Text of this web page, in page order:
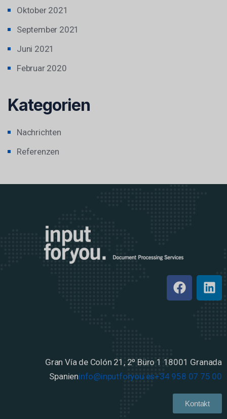
Oktober 2021
September 2021
Juni 2021
Februar 2020
Kategorien
Nachrichten
Referenzen
Gran Vía de Colón 21, 2º Büro 1 18001 Granada
Spanieninfo@inputforyou.es+34 958 07 75 00
Kontakt